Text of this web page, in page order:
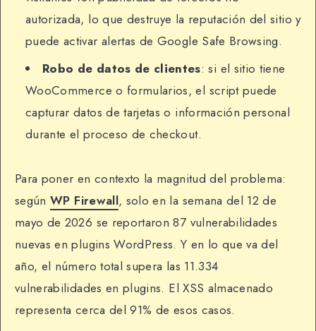
autorizada, lo que destruye la reputación del sitio y
puede activar alertas de Google Safe Browsing.
Robo de datos de clientes: si el sitio tiene
WooCommerce o formularios, el script puede
capturar datos de tarjetas o información personal
durante el proceso de checkout.
Para poner en contexto la magnitud del problema:
segúnWP Firewall, solo en la semana del 12 de
mayo de 2026 se reportaron 87 vulnerabilidades
nuevas en plugins WordPress. Y en lo que va del
año, el número total supera las 11.334
vulnerabilidades en plugins. El XSS almacenado
representa cerca del 91% de esos casos.